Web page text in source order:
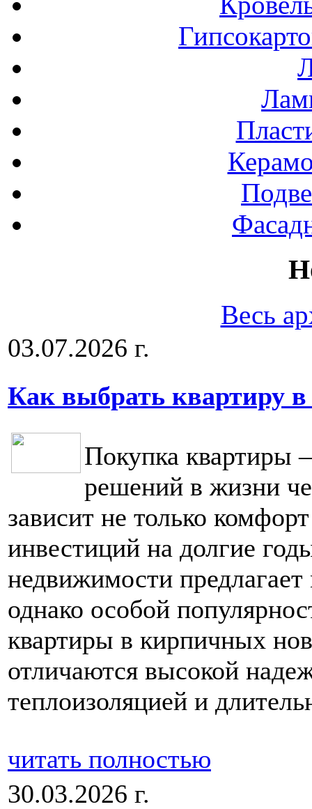
Весь
03.07.2026 г.
Как выбрать квартиру в
Покупка
решений в жизни
зависит не только
инвестиций на долгие
недвижимости
однако особой
квартиры в кирпичных
отличаются высокой
теплоизоляцией и
читать полностью
30.03.2026 г.